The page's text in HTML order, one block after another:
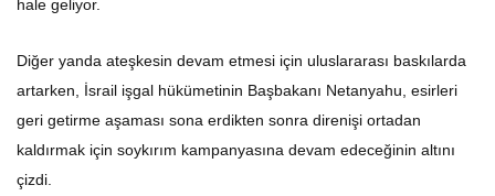
Diğer yanda ateşkesin devam etmesi için uluslararası baskılarda
artarken, İsrail işgal hükümetinin Başbakanı Netanyahu, esirleri
geri getirme aşaması sona erdikten sonra direnişi ortadan
kaldırmak için soykırım kampanyasına devam edeceğinin altını
çizdi.